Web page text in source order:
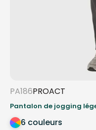
PA186PROACT
Pantalon de jogging
6 couleurs